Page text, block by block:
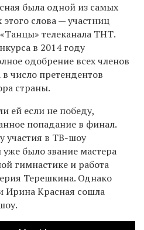
была одной из самых
слова — участниц
телеканала ТНТ.
в 2014 году
одобрение всех членов
число претендентов
страны.
ей если не победу,
попадание в финал.
участия в ТВ-шоу
было звание мастера
гимнастике и работа
Терешкина. Однако
Ирина Красная сошла